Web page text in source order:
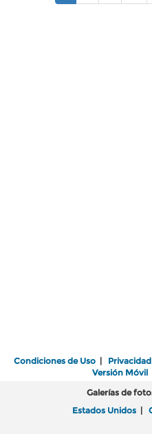
Condiciones de Uso | Privacidad
Versión Móvil
Galerías de
Estados Unidos |